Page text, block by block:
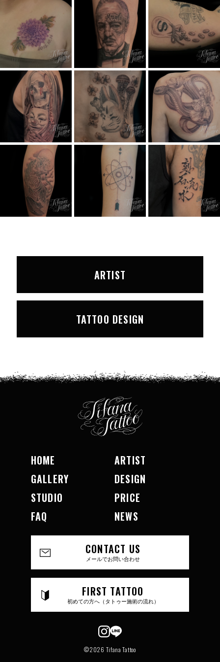
ARTIST
TATTOO DESIGN
HOME
ARTIST
GALLERY
DESIGN
STUDIO
PRICE
FAQ
NEWS
CONTACT US
メールでお問い合わせ
FIRST TATTOO
初めての方へ（タトゥー施術の流れ）
©2026 Tifana Tattoo